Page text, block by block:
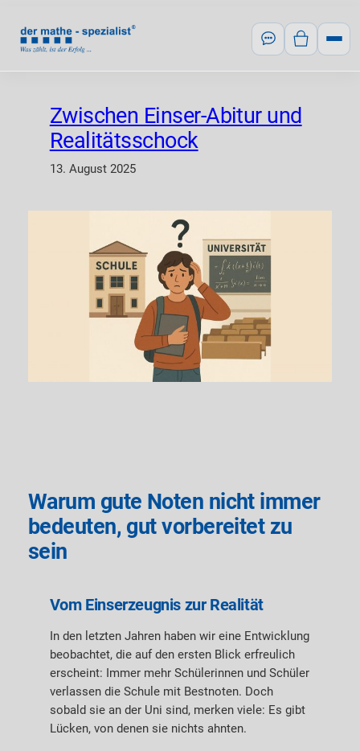
Inhalt
springen
Zwischen Einser-Abitur und
Realitätsschock
13. August 2025
Warum gute Noten nicht immer
bedeuten, gut vorbereitet zu
sein
Vom Einserzeugnis zur Realität
In den letzten Jahren haben wir eine Entwicklung
beobachtet, die auf den ersten Blick erfreulich
erscheint: Immer mehr Schülerinnen und Schüler
verlassen die Schule mit Bestnoten. Doch
sobald sie an der Uni sind, merken viele: Es gibt
Lücken, von denen sie nichts ahnten.